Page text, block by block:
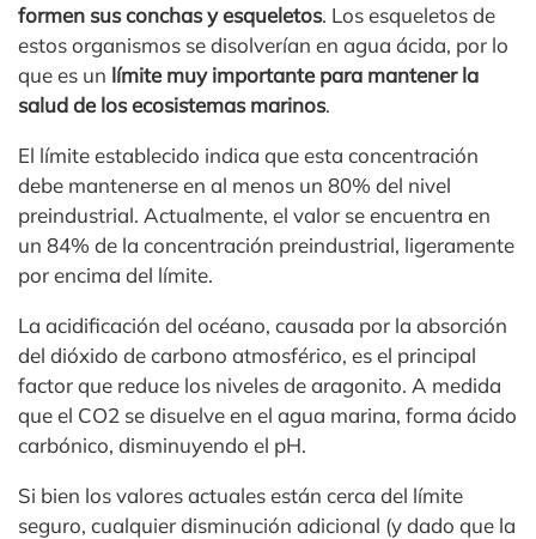
formen sus conchas y esqueletos. Los esqueletos de
estos organismos se disolverían en agua ácida, por lo
que es un límite muy importante para mantener la
salud de los ecosistemas marinos.
El límite establecido indica que esta concentración
debe mantenerse en al menos un 80% del nivel
preindustrial. Actualmente, el valor se encuentra en
un 84% de la concentración preindustrial, ligeramente
por encima del límite.
La acidificación del océano, causada por la absorción
del dióxido de carbono atmosférico, es el principal
factor que reduce los niveles de aragonito. A medida
que el CO2 se disuelve en el agua marina, forma ácido
carbónico, disminuyendo el pH.
Si bien los valores actuales están cerca del límite
seguro, cualquier disminución adicional (y dado que la